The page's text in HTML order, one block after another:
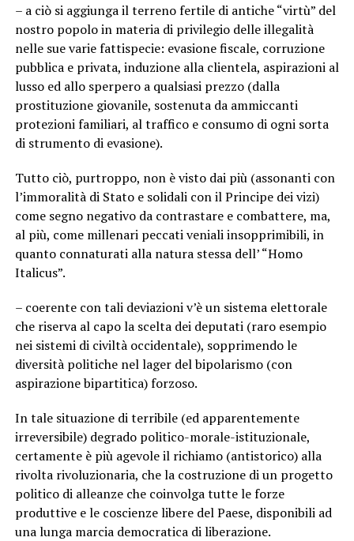
– a ciò si aggiunga il terreno fertile di antiche “virtù” del
nostro popolo in materia di privilegio delle illegalità
nelle sue varie fattispecie: evasione fiscale, corruzione
pubblica e privata, induzione alla clientela, aspirazioni al
lusso ed allo sperpero a qualsiasi prezzo (dalla
prostituzione giovanile, sostenuta da ammiccanti
protezioni familiari, al traffico e consumo di ogni sorta
di strumento di evasione).
Tutto ciò, purtroppo, non è visto dai più (assonanti con
l’immoralità di Stato e solidali con il Principe dei vizi)
come segno negativo da contrastare e combattere, ma,
al più, come millenari peccati veniali insopprimibili, in
quanto connaturati alla natura stessa dell’ “Homo
Italicus”.
– coerente con tali deviazioni v’è un sistema elettorale
che riserva al capo la scelta dei deputati (raro esempio
nei sistemi di civiltà occidentale), sopprimendo le
diversità politiche nel lager del bipolarismo (con
aspirazione bipartitica) forzoso.
In tale situazione di terribile (ed apparentemente
irreversibile) degrado politico-morale-istituzionale,
certamente è più agevole il richiamo (antistorico) alla
rivolta rivoluzionaria, che la costruzione di un progetto
politico di alleanze che coinvolga tutte le forze
produttive e le coscienze libere del Paese, disponibili ad
una lunga marcia democratica di liberazione.